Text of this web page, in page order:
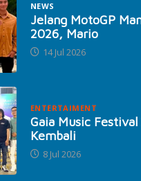
NEWS
Jelang MotoGP
2026, Mario
14 Jul 2026
ENTERTAIMENT
Gaia Music
Kembali
8 Jul 2026